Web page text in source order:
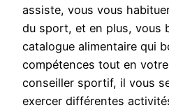
assiste, vous vous
du sport, et en plus, vous
catalogue alimentaire qui
compétences tout en
conseiller sportif, il vous
exercer différentes